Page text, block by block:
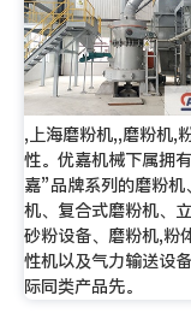
,上海磨粉机,,磨粉机,
性。优嘉机械下属拥
嘉”品牌系列的磨粉机
机、复合式磨粉机、
砂粉设备、磨粉机,粉
性机以及气力输送设
际同类产品先。